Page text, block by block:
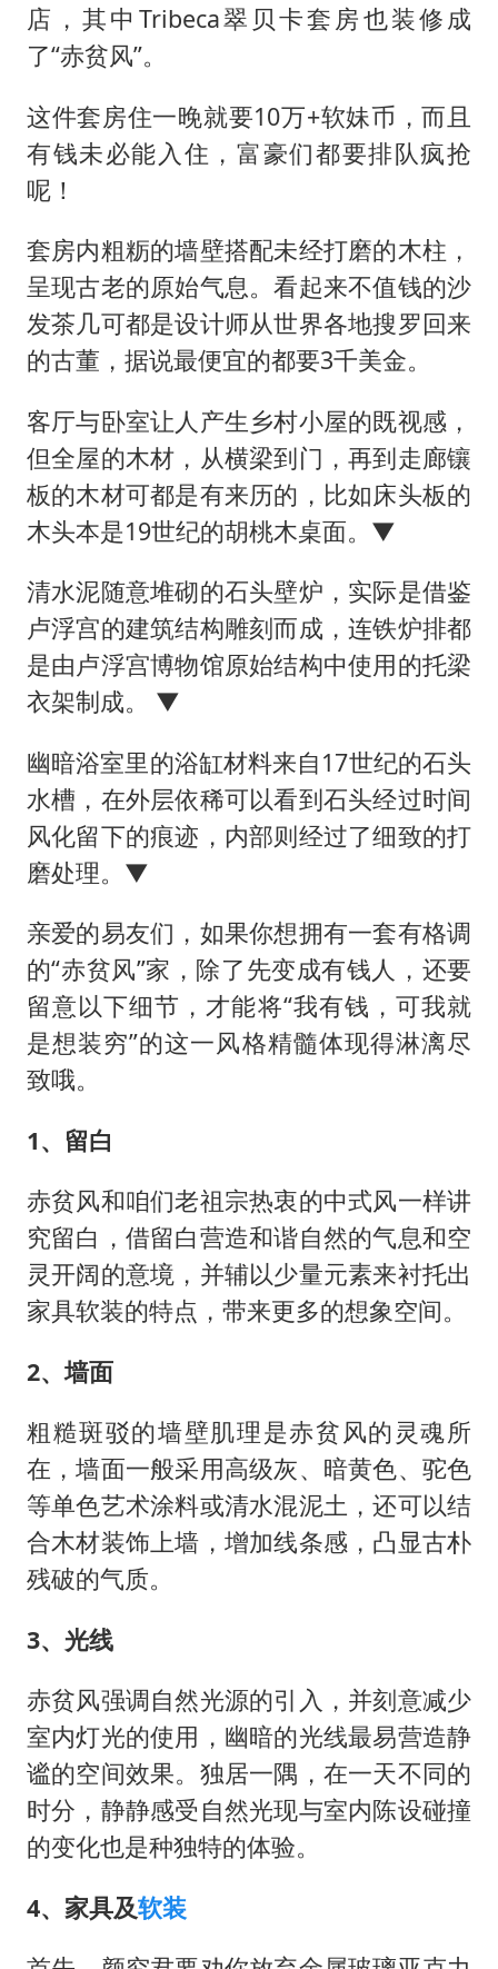
店，其中Tribeca翠贝卡套房也装修成
了“赤贫风”。
这件套房住一晚就要10万+软妹币，而且
有钱未必能入住，富豪们都要排队疯抢
呢！
套房内粗粝的墙壁搭配未经打磨的木柱，
呈现古老的原始气息。看起来不值钱的沙
发茶几可都是设计师从世界各地搜罗回来
的古董，据说最便宜的都要3千美金。
客厅与卧室让人产生乡村小屋的既视感，
但全屋的木材，从横梁到门，再到走廊镶
板的木材可都是有来历的，比如床头板的
木头本是19世纪的胡桃木桌面。▼
清水泥随意堆砌的石头壁炉，实际是借鉴
卢浮宫的建筑结构雕刻而成，连铁炉排都
是由卢浮宫博物馆原始结构中使用的托梁
衣架制成。 ▼
幽暗浴室里的浴缸材料来自17世纪的石头
水槽，在外层依稀可以看到石头经过时间
风化留下的痕迹，内部则经过了细致的打
磨处理。▼
亲爱的易友们，如果你想拥有一套有格调
的“赤贫风”家，除了先变成有钱人，还要
留意以下细节，才能将“我有钱，可我就
是想装穷”的这一风格精髓体现得淋漓尽
致哦。
1、留白
赤贫风和咱们老祖宗热衷的中式风一样讲
究留白，借留白营造和谐自然的气息和空
灵开阔的意境，并辅以少量元素来衬托出
家具软装的特点，带来更多的想象空间。
2、墙面
粗糙斑驳的墙壁肌理是赤贫风的灵魂所
在，墙面一般采用高级灰、暗黄色、驼色
等单色艺术涂料或清水混泥土，还可以结
合木材装饰上墙，增加线条感，凸显古朴
残破的气质。
3、光线
赤贫风强调自然光源的引入，并刻意减少
室内灯光的使用，幽暗的光线最易营造静
谧的空间效果。独居一隅，在一天不同的
时分，静静感受自然光现与室内陈设碰撞
的变化也是种独特的体验。
4、家具及软装